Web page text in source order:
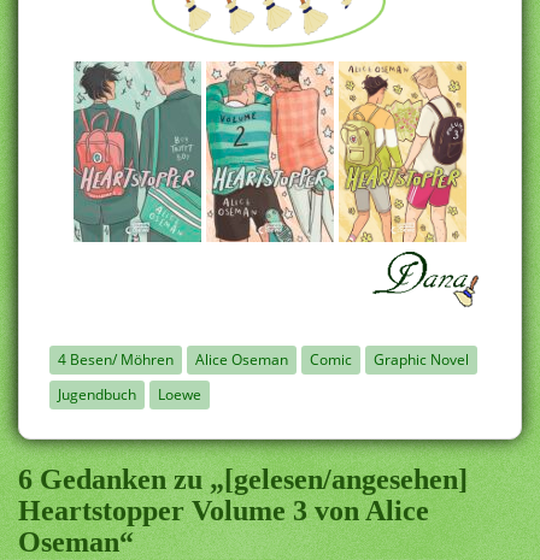
4 Besen/ Möhren Alice Oseman Comic
Graphic Novel
Jugendbuch
Loewe
6 Gedanken zu „[gelesen/angesehen]
Heartstopper Volume 3 von Alice
Oseman“